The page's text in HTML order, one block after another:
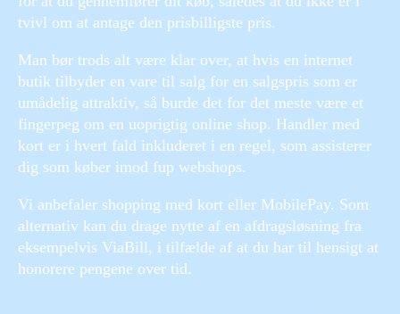
tvivl om at antage den prisbilligste pris.
Man bør trods alt være klar over, at hvis en internet
butik tilbyder en vare til salg for en salgspris som er
umådelig attraktiv, så burde det for det meste være et
fingerpeg om en uoprigtig online shop. Handler med
kort er i hvert fald inkluderet i en regel, som assisterer
dig som køber imod fup webshops.
Vi anbefaler shopping med kort eller MobilePay. Som
alternativ kan du drage nytte af en afdragsløsning fra
eksempelvis ViaBill, i tilfælde af at du har til hensigt at
honorere pengene over tid.